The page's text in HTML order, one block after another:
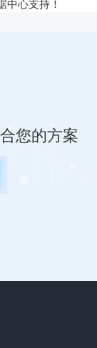
心支持！
您的方案